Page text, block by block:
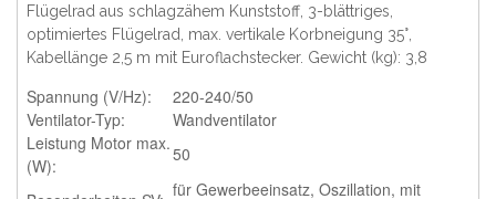
Flügelrad aus schlagzähem Kunststoff, 3-blättriges,
optimiertes Flügelrad, max. vertikale Korbneigung 35°,
Kabellänge 2,5 m mit Euroflachstecker. Gewicht (kg): 3,8
Spannung (V/Hz):
220-240/50
Ventilator-Typ:
Wandventilator
Leistung Motor max.
(W):
50
für Gewerbeeinsatz, Oszillation, mit